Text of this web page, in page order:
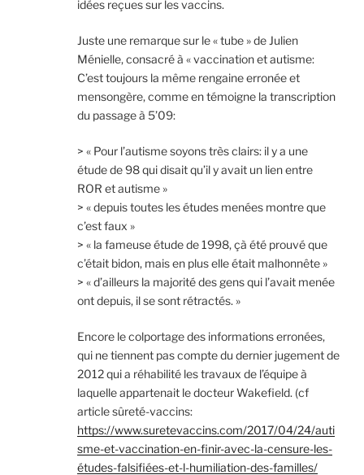
idées reçues sur les vaccins.
Juste une remarque sur le « tube » de Julien
Ménielle, consacré à « vaccination et autisme:
C’est toujours la même rengaine erronée et
mensongère, comme en témoigne la transcription
du passage à 5’09:
> « Pour l’autisme soyons très clairs: il y a une
étude de 98 qui disait qu’il y avait un lien entre
ROR et autisme »
> « depuis toutes les études menées montre que
c’est faux »
> « la fameuse étude de 1998, çà été prouvé que
c’était bidon, mais en plus elle était malhonnête »
> « d’ailleurs la majorité des gens qui l’avait menée
ont depuis, il se sont rétractés. »
Encore le colportage des informations erronées,
qui ne tiennent pas compte du dernier jugement de
2012 qui a réhabilité les travaux de l’équipe à
laquelle appartenait le docteur Wakefield. (cf
article sûreté-vaccins:
https://www.suretevaccins.com/2017/04/24/auti
sme-et-vaccination-en-finir-avec-la-censure-les-
études-falsifiées-et-l-humiliation-des-familles/